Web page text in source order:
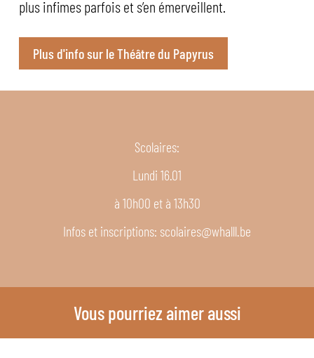
plus infimes parfois et s’en émerveillent.
Plus d'info sur le Théâtre du Papyrus
Scolaires:
Lundi 16.01
à 10h00 et à 13h30
Infos et inscriptions: scolaires@whalll.be
Vous pourriez aimer aussi